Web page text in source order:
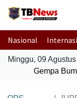
Nasional
Minggu, 09
Gempa